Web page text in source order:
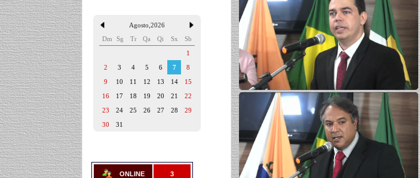
Agosto 2026
Dm
Sg Tr Qa Qi Sx
Sb
1
2
3 4 5 6 7
8
9
10 11 12 13 14
15
16
17 18 19 20 21
22
23
24 25 26 27 28
29
30
31
ONLINE 3